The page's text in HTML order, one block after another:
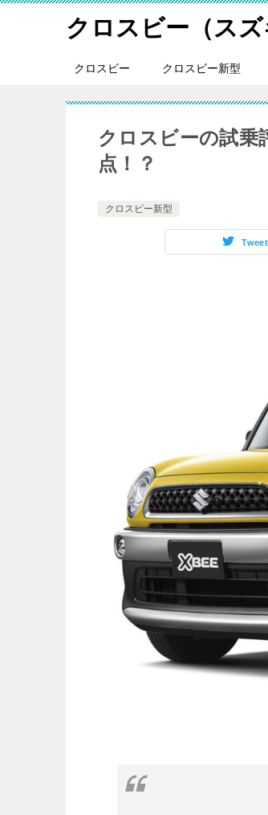
クロスビー（ス
クロスビー クロスビー新型
クロスビーの試乗
点！？
クロスビー新型
Tweet